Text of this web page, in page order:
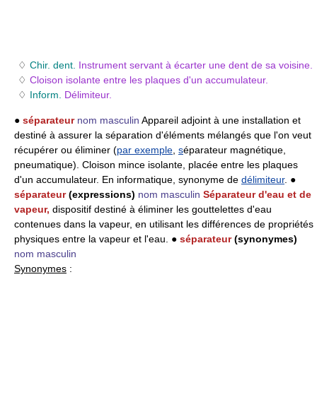
♢ Chir. dent. Instrument servant à écarter une dent de sa voisine.
♢ Cloison isolante entre les plaques d'un accumulateur.
♢ Inform. Délimiteur.
● séparateur nom masculin Appareil adjoint à une installation et
destiné à assurer la séparation d'éléments mélangés que l'on veut
récupérer ou éliminer (par exemple séparateur magnétique,
pneumatique). Cloison mince isolante, placée entre les plaques
d'un accumulateur. En informatique, synonyme de délimiteur. ●
séparateur(expressions) nom masculin Séparateur d'eau et de
vapeur, dispositif destiné à éliminer les gouttelettes d'eau
contenues dans la vapeur, en utilisant les différences de propriétés
physiques entre la vapeur et l'eau. ● séparateur(synonymes)
nom masculin
Synonymes :